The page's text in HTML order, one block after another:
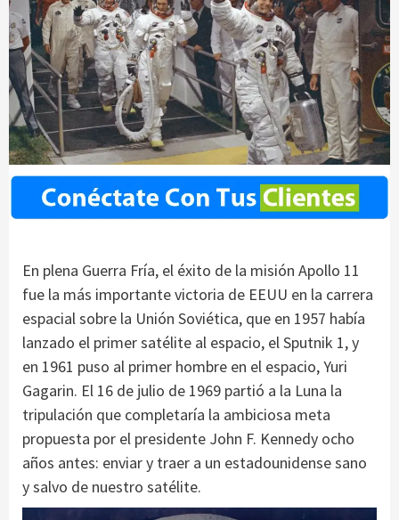
En plena Guerra Fría, el éxito de la misión Apollo 11
fue la más importante victoria de EEUU en la carrera
espacial sobre la Unión Soviética, que en 1957 había
lanzado el primer satélite al espacio, el Sputnik 1, y
en 1961 puso al primer hombre en el espacio, Yuri
Gagarin. El 16 de julio de 1969 partió a la Luna la
tripulación que completaría la ambiciosa meta
propuesta por el presidente John F. Kennedy ocho
años antes: enviar y traer a un estadounidense sano
y salvo de nuestro satélite.